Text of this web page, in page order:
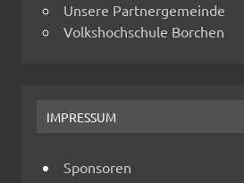
Unsere Partnergemeinde
Volkshochschule Borchen
IMPRESSUM
Sponsoren